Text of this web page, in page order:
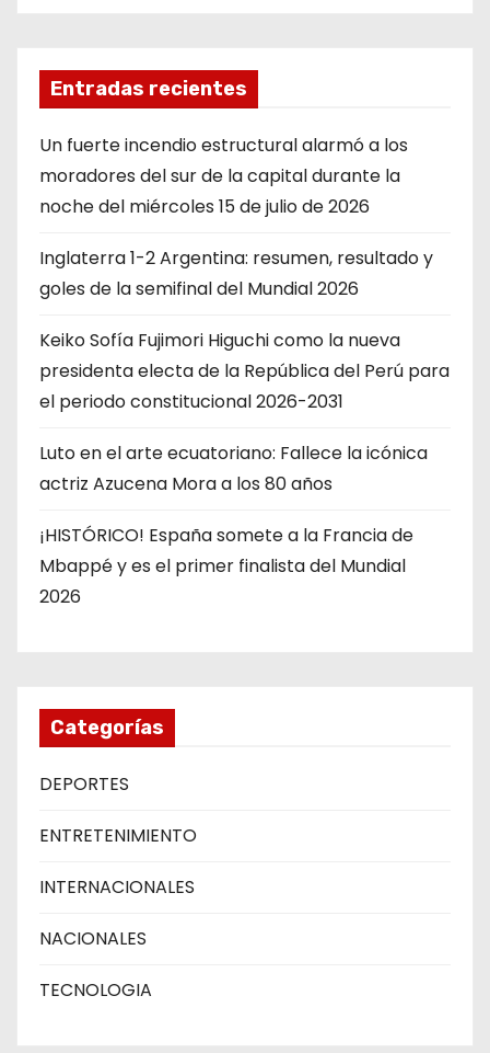
Entradas recientes
Un fuerte incendio estructural alarmó a los
moradores del sur de la capital durante la
noche del miércoles 15 de julio de 2026
Inglaterra 1-2 Argentina: resumen, resultado y
goles de la semifinal del Mundial 2026
Keiko Sofía Fujimori Higuchi como la nueva
presidenta electa de la República del Perú para
el periodo constitucional 2026-2031
Luto en el arte ecuatoriano: Fallece la icónica
actriz Azucena Mora a los 80 años
¡HISTÓRICO! España somete a la Francia de
Mbappé y es el primer finalista del Mundial
2026
Categorías
DEPORTES
ENTRETENIMIENTO
INTERNACIONALES
NACIONALES
TECNOLOGIA